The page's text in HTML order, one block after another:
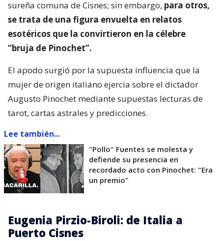
sureña comuna de Cisnes; sin embargo, para otros,
se trata de una figura envuelta en relatos
esotéricos que la convirtieron en la célebre
“bruja de Pinochet”.
El apodo surgió por la supuesta influencia que la
mujer de origen italiano ejercía sobre el dictador
Augusto Pinochet mediante supuestas lecturas de
tarot, cartas astrales y predicciones.
Lee también...
"Pollo" Fuentes se molesta y
defiende su presencia en
recordado acto con Pinochet: "Era
un premio"
Eugenia Pirzio-Biroli: de Italia a
Puerto Cisnes